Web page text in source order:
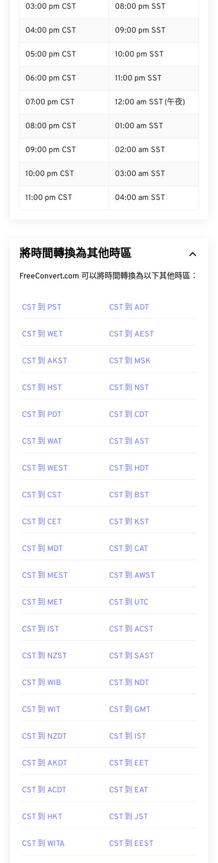
03:00 pm CST 08:00 pm SST
04:00 pm CST 09:00 pm SST
05:00 pm CST 10:00 pm SST
06:00 pm CST 11:00 pm SST
07:00 pm CST 12:00 am SST (午夜)
08:00 pm CST 01:00 am SST
09:00 pm CST 02:00 am SST
10:00 pm CST 03:00 am SST
11:00 pm CST 04:00 am SST
將時間轉換為其他時區
FreeConvert.com 可以將時間轉換為以下其他時區：
CST 到 PST CST 到 ADT
CST 到 WET CST 到 AEST
CST 到 AKST CST 到 MSK
CST 到 HST CST 到 NST
CST 到 PDT CST 到 CDT
CST 到 WAT CST 到 AST
CST 到 WEST CST 到 HDT
CST 到 CST CST 到 BST
CST 到 CET CST 到 KST
CST 到 MDT CST 到 CAT
CST 到 MEST CST 到 AWST
CST 到 MET CST 到 UTC
CST 到 IST CST 到 ACST
CST 到 NZST CST 到 SAST
CST 到 WIB CST 到 NDT
CST 到 WIT CST 到 GMT
CST 到 NZDT CST 到 IST
CST 到 AKDT CST 到 EET
CST 到 ACDT CST 到 EAT
CST 到 HKT CST 到 JST
CST 到 WITA CST 到 EEST